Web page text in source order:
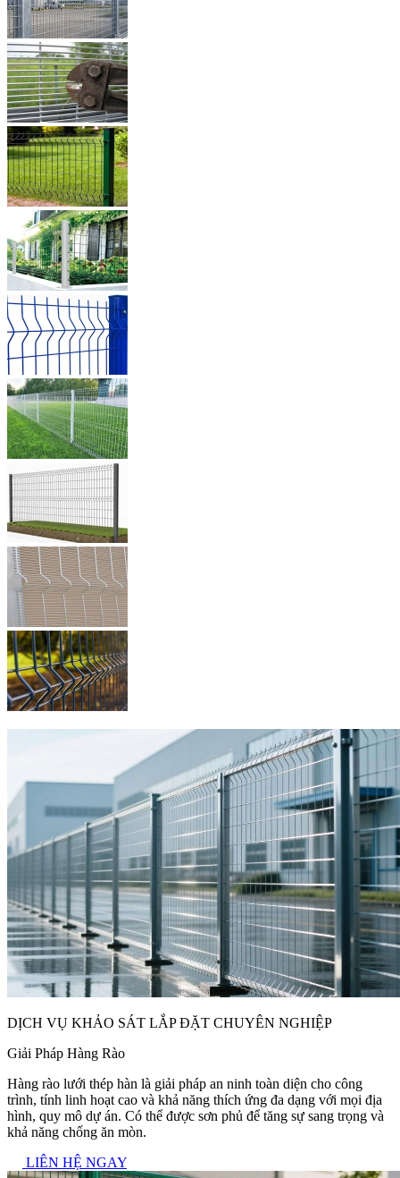
DỊCH VỤ KHẢO SÁT LẮP ĐẶT CHUYÊN NGHIỆP
Giải Pháp Hàng Rào
Hàng rào lưới thép hàn là giải pháp an ninh toàn diện cho công
trình, tính linh hoạt cao và khả năng thích ứng đa dạng với mọi địa
hình, quy mô dự án. Có thể được sơn phủ để tăng sự sang trọng và
khả năng chống ăn mòn.
LIÊN HỆ NGAY